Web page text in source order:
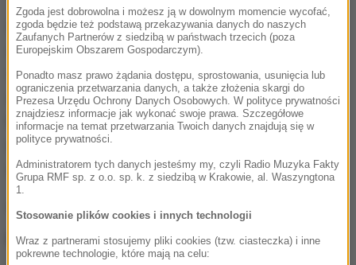
Nie ma też żadnego dowodu wskazującego na to,
aby zgon Magdaleny Ż. był skutkiem przestępstwa.
Wszystkie wskazane do tej pory przez prokuraturę
informacje są aktualne- podkreśliła. Przypomniała
też, że przyczyną śmierci, którą ustaliła prokuratura
w toku postępowania, były "obrażenia odniesione na
skutek upadku z dużej wysokości".
"Prokuratorzy oczekują na
uzupełniającą opinię biegłych"
Zgoda jest dobrowolna i możesz ją w dowolnym momencie wycofać,
zgoda będzie też podstawą przekazywania danych do naszych
Zaufanych Partnerów z siedzibą w państwach trzecich (poza
Europejskim Obszarem Gospodarczym).
Ponadto masz prawo żądania dostępu, sprostowania, usunięcia lub
ograniczenia przetwarzania danych, a także złożenia skargi do
Prezesa Urzędu Ochrony Danych Osobowych. W polityce prywatności
znajdziesz informacje jak wykonać swoje prawa. Szczegółowe
informacje na temat przetwarzania Twoich danych znajdują się w
polityce prywatności.
Administratorem tych danych jesteśmy my, czyli Radio Muzyka Fakty
Grupa RMF sp. z o.o. sp. k. z siedzibą w Krakowie, al. Waszyngtona
1.
Stosowanie plików cookies i innych technologii
Wraz z partnerami stosujemy pliki cookies (tzw. ciasteczka) i inne
pokrewne technologie, które mają na celu: